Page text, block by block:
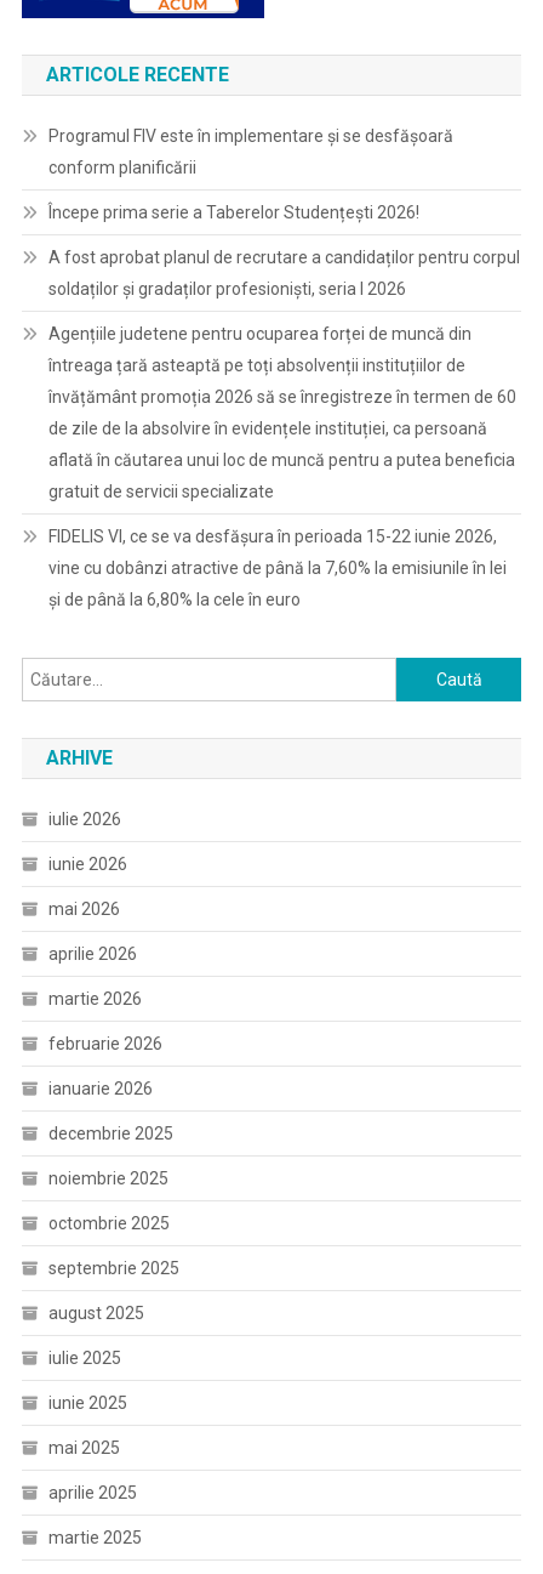
ARTICOLE RECENTE
Programul FIV este în implementare și se desfășoară
conform planificării
Începe prima serie a Taberelor Studențești 2026!
A fost aprobat planul de recrutare a candidaților pentru corpul
soldaților și gradaților profesioniști, seria I 2026
Agențiile judetene pentru ocuparea forței de muncă din
întreaga țară asteaptă pe toți absolvenții instituțiilor de
învățământ promoția 2026 să se înregistreze în termen de 60
de zile de la absolvire în evidențele instituției, ca persoană
aflată în căutarea unui loc de muncă pentru a putea beneficia
gratuit de servicii specializate
FIDELIS VI, ce se va desfășura în perioada 15-22 iunie 2026,
vine cu dobânzi atractive de până la 7,60% la emisiunile în lei
și de până la 6,80% la cele în euro
Caută
după:
ARHIVE
iulie 2026
iunie 2026
mai 2026
aprilie 2026
martie 2026
februarie 2026
ianuarie 2026
decembrie 2025
noiembrie 2025
octombrie 2025
septembrie 2025
august 2025
iulie 2025
iunie 2025
mai 2025
aprilie 2025
martie 2025